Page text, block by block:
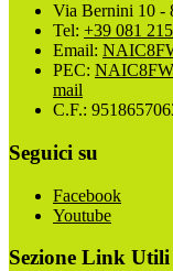
Via Bernini 10 -
Tel: +39 081
Email:
PEC:
mail
C.F.:
Seguici su
Facebook
Youtube
Sezione Link Utili